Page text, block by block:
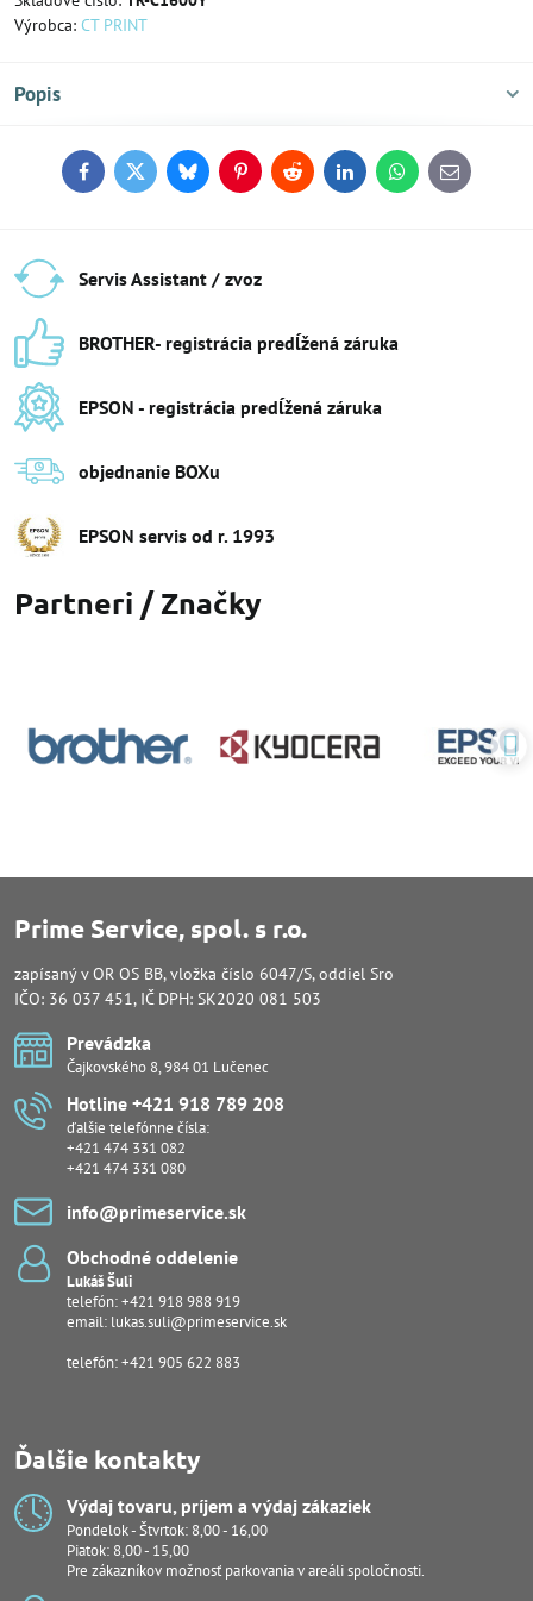
Výrobca: CT PRINT
Popis
FacebookTwitterBlueskyPinterestReddit LinkedInWhatsApp
E-
mail
Servis Assistant / zvoz
BROTHER- registrácia predĺžená záruka
EPSON - registrácia predĺžená záruka
objednanie BOXu
EPSON servis od r​. 1993
Partneri / Značky
Prime Service, spol. s r.o.
zapísaný v OR OS BB, vložka číslo 6047/S, oddiel Sro
IČO: 36 037 451, IČ DPH: SK2020 081 503
Prevádzka
Čajkovského 8, 984 01 Lučenec
Hotline +421 918 789 208
ďalšie telefónne čísla:
+421 474 331 082
+421 474 331 080
info​@primeservice​.sk
Obchodné oddelenie
Lukáš Šuli
telefón:+421 918 988 919
email: lukas.suli@primeservice.sk
telefón: +421 905 622 883
Ďalšie kontakty
Výdaj tovaru, príjem a výdaj zákaziek
Pondelok - Štvrtok: 8,00 - 16,00
Piatok: 8,00 - 15,00
Pre zákazníkov možnosť parkovania v areáli spoločnosti.